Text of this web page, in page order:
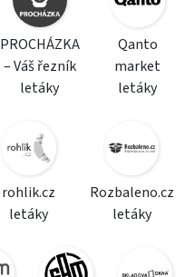
PROCHÁZKA
– Váš řezník
letáky
Qanto
market
letáky
rohlik.cz
letáky
Rozbaleno.cz
letáky